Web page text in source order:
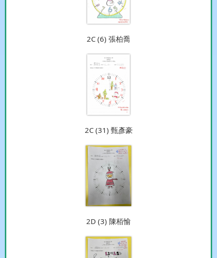
2C (6) 張柏喬
2C (31) 甄彥豪
2D (3) 陳栢愉